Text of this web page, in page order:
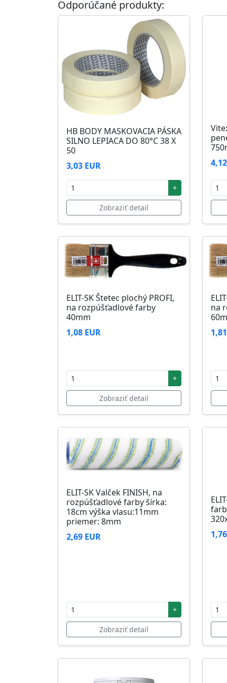
48 mesiacov v orig. uzavretých obaloch
Odporúčané produkty:
HB BODY MASKOVACIA PÁSKA
SILNO LEPIACA DO 80°C 38 X
50
3,03 EUR
+
Zobraziť detail
ELIT-SK Štetec plochý PROFI,
na rozpúšťadlové farby
40mm
1,08 EUR
+
Zobraziť detail
na
ELIT-SK Valček FINISH, na
rozpúšťadlové farby šírka:
18cm výška vlasu:11mm
priemer: 8mm
2,69 EUR
+
Zobraziť detail